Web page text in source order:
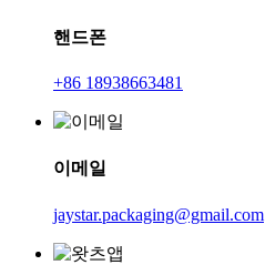
핸드폰
+86 18938663481
이메일
jaystar.packaging@gmail.com